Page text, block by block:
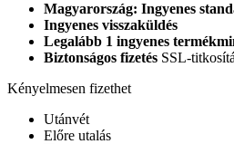
Magyarország: Ingyenes
Ingyenes visszaküldés
Legalább 1 ingyenes
Biztonságos fizetés SSL-
Kényelmesen fizethet
Utánvét
Előre utalás